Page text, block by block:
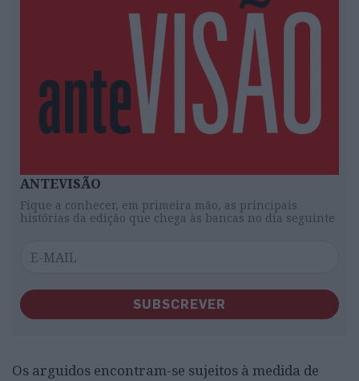
ANTEVISÃO
Fique a conhecer, em primeira mão, as principais
histórias da edição que chega às bancas no dia seguinte
SUBSCREVER
Os arguidos encontram-se sujeitos à medida de